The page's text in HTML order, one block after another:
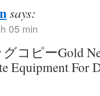
says:
05 min
コピーGold
Equipment For